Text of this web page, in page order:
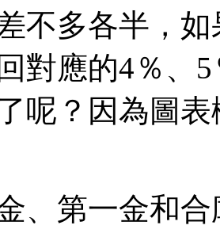
不多各半，
對應的4％、
呢？因為圖
、第一金和